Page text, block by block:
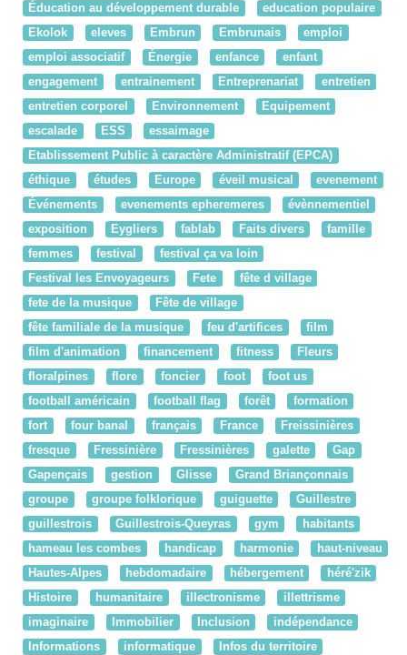
Éducation au développement durable
education populaire
Ekolok
eleves Embrun Embrunais
emploi
emploi associatif
Énergie enfance
enfant
engagement
entrainement Entreprenariat
entretien
entretien corporel
Environnement
Equipement
escalade
ESS
essaimage
Etablissement Public à caractère Administratif (EPCA)
éthique
études Europe éveil musical
evenement
Événements
evenements epheremeres
évènnementiel
exposition
Eygliers fablab Faits divers
famille
femmes
festival
festival ça va loin
Festival les Envoyageurs
Fete
fête d village
fete de la musique
Fête de village
fête familiale de la musique
feu d'artifices
film
film d'animation
financement fitness
Fleurs
floralpines
flore foncier foot
foot us
football américain
football flag forêt
formation
fort
four banal français France
Freissinières
fresque
Fressinière Fressinières galette
Gap
Gapençais
gestion Glisse
Grand Briançonnais
groupe
groupe folklorique guiguette
Guillestre
guillestrois
Guillestrois-Queyras gym
habitants
hameau les combes
handicap harmonie
haut-niveau
Hautes-Alpes
hebdomadaire hébergement
héré'zik
Histoire
humanitaire illectronisme
illettrisme
imaginaire
Immobilier Inclusion
indépendance
Informations
informatique
Infos du territoire